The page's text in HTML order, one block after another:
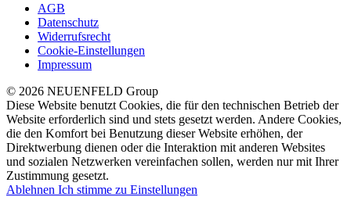
AGB
Datenschutz
Widerrufsrecht
Cookie-Einstellungen
Impressum
© 2026 NEUENFELD Group
Diese Website benutzt Cookies, die für den technischen Betrieb der
Website erforderlich sind und stets gesetzt werden. Andere Cookies,
die den Komfort bei Benutzung dieser Website erhöhen, der
Direktwerbung dienen oder die Interaktion mit anderen Websites
und sozialen Netzwerken vereinfachen sollen, werden nur mit Ihrer
Zustimmung gesetzt.
Ablehnen Ich stimme zu Einstellungen